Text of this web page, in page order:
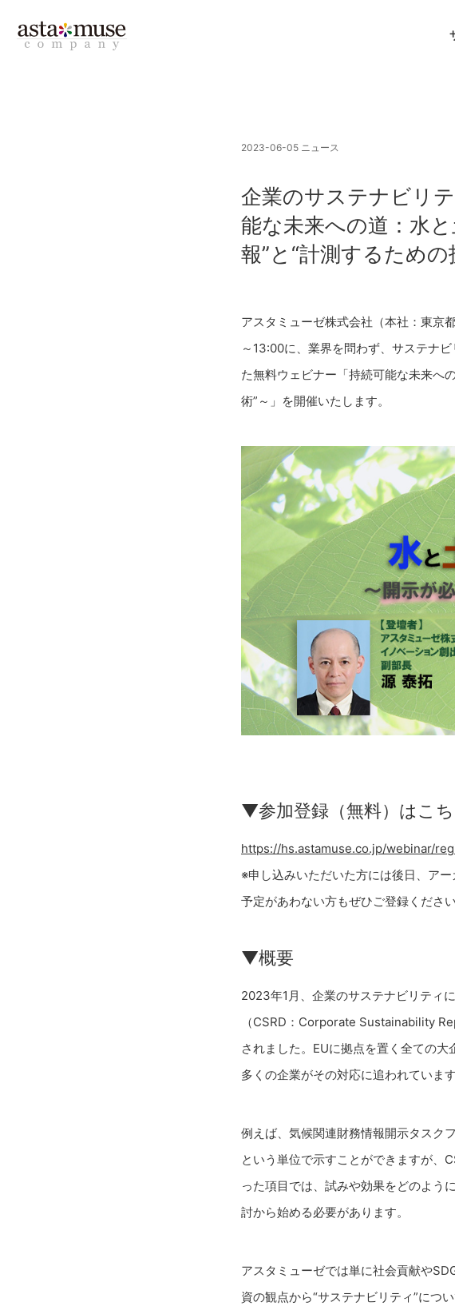
2023-06-05 ニュース
企業のサステナビリ
能な未来への道：水
報”と“計測するため
アスタミューゼ株式会社（本社：東京
～13:00に、業界を問わず、サステナ
た無料ウェビナー「持続可能な未来へ
術”～」を開催いたします。
▼参加登録（無料）はこ
https://hs.astamuse.co.jp/webinar/
※申し込みいただいた方には後日、ア
予定があわない方もぜひご登録ください
▼概要
2023年1月、企業のサステナビリティ
（CSRD：Corporate Sustainability
されました。EUに拠点を置く全ての大
多くの企業がその対応に追われています
例えば、気候関連財務情報開示タスク
という単位で示すことができますが、
った項目では、試みや効果をどのよう
討から始める必要があります。
アスタミューゼでは単に社会貢献や
資の観点から“サステナビリティ”につ